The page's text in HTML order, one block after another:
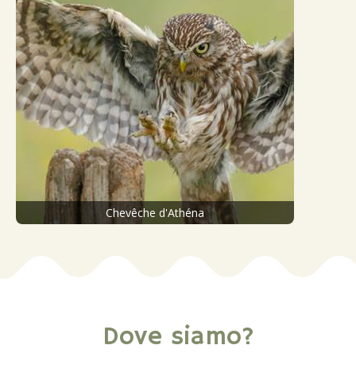
Chevêche d'Athéna
Dove siamo?